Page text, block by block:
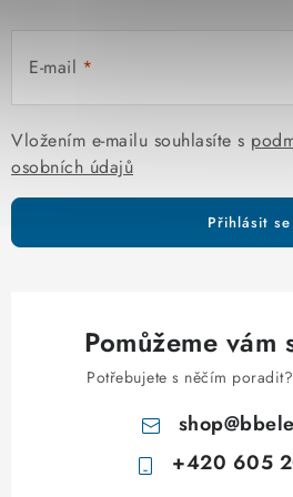
E-mail
Vložením e-mailu souhlasíte s
osobních údajů
Přihlásit se
Pomůžeme vám
Potřebujete s něčím
shop@
+420 605